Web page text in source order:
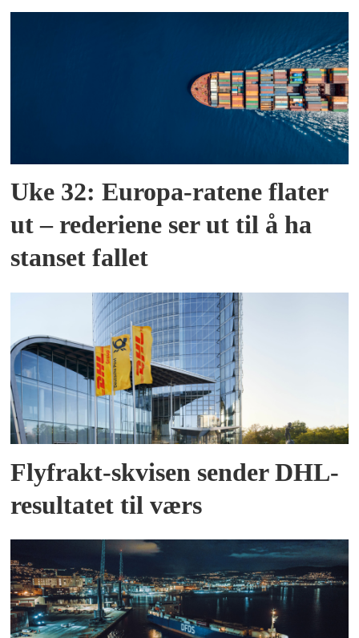
Uke 32: Europa-ratene flater
ut – rederiene ser ut til å ha
stanset fallet
Flyfrakt-skvisen sender DHL-
resultatet til værs